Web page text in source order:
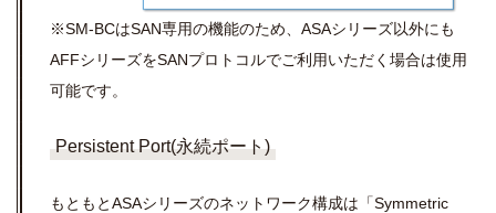
※SM-BCはSAN専用の機能のため、ASAシリーズ以外にも
AFFシリーズをSANプロトコルでご利用いただく場合は使用
可能です。
Persistent Port(永続ポート)
もともとASAシリーズのネットワーク構成は「Symmetric